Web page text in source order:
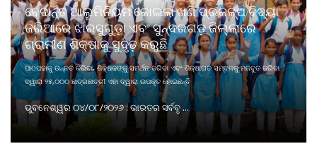
ବେଦାନ୍ତ ଆଲୁମିନିୟମ କୋଇଲା ଖଣି ପ୍ରକଳ୍ପ ବିଦ୍ୟା
ଜରିଆରେ ଝାରସୁଗୁଡ଼ା ଏବଂ ସୁନ୍ଦରଗଡ଼ ଜିଲ୍ଲାରେ
ଗ୍ରାମୀଣ ଶିକ୍ଷାକୁ ସୁଦୃଢ଼ କରୁଛି
ପାଠପଢାକୁ ଉନ୍ନତ କରିବା, ଶିକ୍ଷକଙ୍କୁ ସମର୍ଥନ କରିବା ଏବଂ ଶିକ୍ଷାଗତ ସମ୍ବଳକୁ ମଜବୁତ କରିବା
ଦ୍ୱାରା ୨୫,୦୦୦ ଛାତ୍ରଛାତ୍ରୀ ଏହା ଦ୍ୱାରା ଉପକୃତ ହୋଇଛନ୍ତି
ଭୁବନେଶ୍ୱର ୦୪/୦୮/୨୦୨୬ : ଭାରତର ସର୍ବବୃ ...